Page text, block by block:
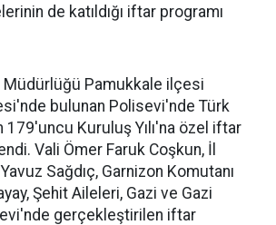
de katıldığı iftar programı
Müdürlüğü Pamukkale ilçesi
bulunan Polisevi'nde Türk
179'uncu Kuruluş Yılı'na özel iftar
Vali Ömer Faruk Coşkun, İl
Sağdıç, Garnizon Komutanı
Şehit Aileleri, Gazi ve Gazi
gerçekleştirilen iftar